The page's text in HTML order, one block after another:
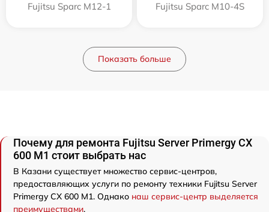
Fujitsu Sparc M12-1 Fujitsu Sparc M10-4S
Показать больше
Почему для ремонта Fujitsu Server Primergy CX
600 M1 стоит выбрать нас
В Казани существует множество сервис-центров,
предоставляющих услуги по ремонту техники Fujitsu Server
Primergy CX 600 M1. Однако наш сервис-центр выделяется
преимуществами.